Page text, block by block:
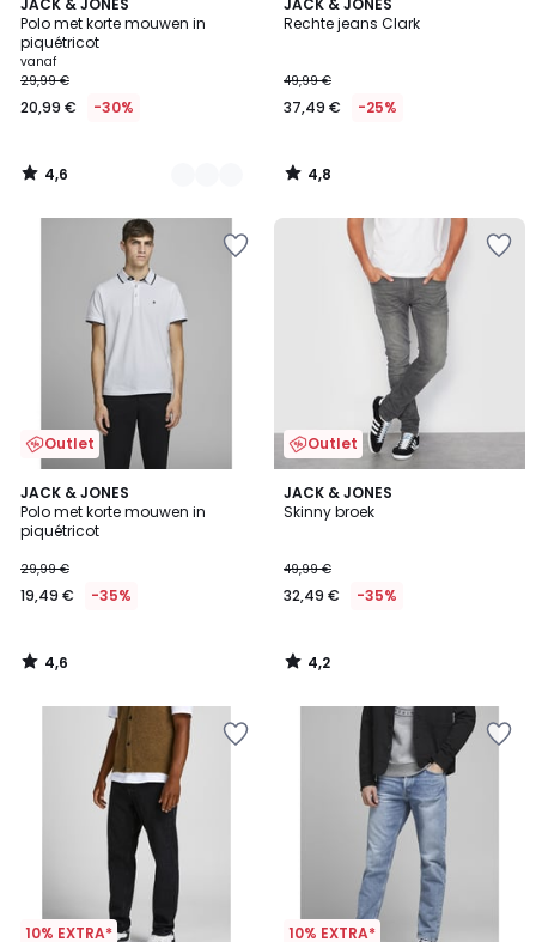
JACK & JONES
Polo met korte mouwen in
piquétricot
vanaf
29,99 €
20,99 € -30%
/ 5
4
Kleuren
4,6
/
JACK & JONES
Rechte jeans Clark
49,99 €
37,49 € -25%
/ 5
4,8
/
Outlet
JACK & JONES
Polo met korte mouwen in
piquétricot
29,99 €
19,49 € -35%
4,6
/ 5
4,6
/
Outlet
JACK & JONES
Skinny broek
49,99 €
32,49 € -35%
4,2
/ 5
4,2
/
10% EXTRA* 10% EXTRA*